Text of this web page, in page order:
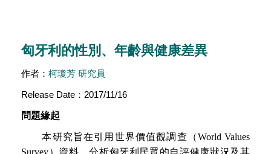
匈牙利的性別、年齡與健康差異
作者： 柯瓊芳 研究員
Release Date：2017/11/16
問題緣起
本研究旨在引用世界價值觀調查（World Values
Survey）資料，分析匈牙利民眾的自評健康狀況及其